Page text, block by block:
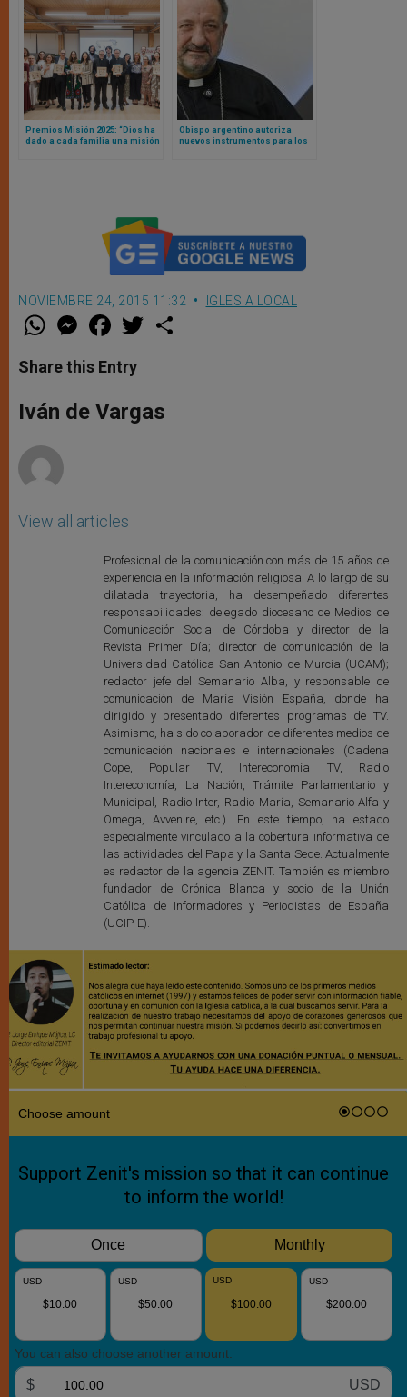
Premios Misión 2025: “Dios ha
dado a cada familia una misión
Obispo argentino autoriza
nuevos instrumentos para los
NOVIEMBRE 24, 2015 11:32 IGLESIA LOCAL
W
t
s
p
p
M
e
s
e
g
e
F
a
e
b
o
k
w
r
Share this Entry
Iván de Vargas
View all articles
Profesional de la comunicación con más de 15 años de
experiencia en la información religiosa. A lo largo de su
dilatada trayectoria, ha desempeñado diferentes
responsabilidades: delegado diocesano de Medios de
Comunicación Social de Córdoba y director de la
Revista Primer Día; director de comunicación de la
Universidad Católica San Antonio de Murcia (UCAM);
redactor jefe del Semanario Alba, y responsable de
comunicación de María Visión España, donde ha
dirigido y presentado diferentes programas de TV.
Asimismo, ha sido colaborador de diferentes medios de
comunicación nacionales e internacionales (Cadena
Cope, Popular TV, Intereconomía TV, Radio
Intereconomía, La Nación, Trámite Parlamentario y
Municipal, Radio Inter, Radio María, Semanario Alfa y
Omega, Avvenire, etc.). En este tiempo, ha estado
especialmente vinculado a la cobertura informativa de
las actividades del Papa y la Santa Sede. Actualmente
es redactor de la agencia ZENIT. También es miembro
fundador de Crónica Blanca y socio de la Unión
Católica de Informadores y Periodistas de España
(UCIP-E).